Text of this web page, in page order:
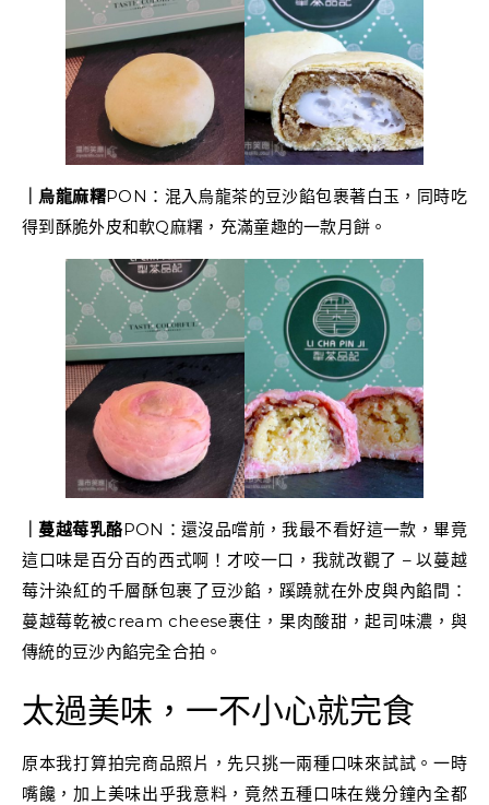
｜烏龍麻糬PON：混入烏龍茶的豆沙餡包裹著白玉，同時吃
得到酥脆外皮和軟Q麻糬，充滿童趣的一款月餅。
｜蔓越莓乳酪PON：還沒品嚐前，我最不看好這一款，畢竟
這口味是百分百的西式啊！才咬一口，我就改觀了 – 以蔓越
莓汁染紅的千層酥包裹了豆沙餡，蹊蹺就在外皮與內餡間：
蔓越莓乾被cream cheese裹住，果肉酸甜，起司味濃，與
傳統的豆沙內餡完全合拍。
太過美味，一不小心就完食
原本我打算拍完商品照片，先只挑一兩種口味來試試。一時
嘴饞，加上美味出乎我意料，竟然五種口味在幾分鐘內全都